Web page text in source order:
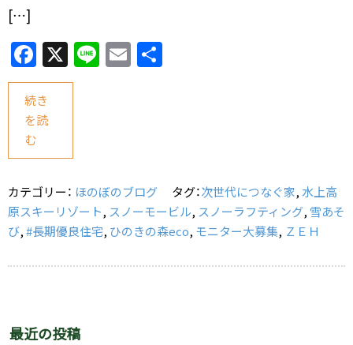
[…]
F
a
c
e
b
o
o
k
X Li
n
E
m
続き
を読
む
カテゴリー： ほのぼのブログ タグ：次世代につなぐ家,水上高
原スキーリゾート, スノーモービル, スノーラフティング, 雪あそ
び,#長期優良住宅, ひのきの森eco, モニター大募集, ＺＥＨ
最近の投稿